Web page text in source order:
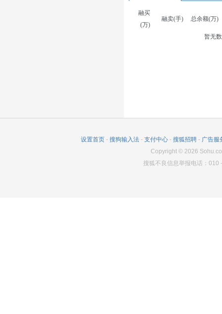
融买
(万)
融卖(手) 总余额(万)
暂无
设置首页 - 搜狗输入法 - 支付中心 - 搜狐招聘 - 广告服
Copyright© 2026
搜狐不良信息举报电话：010